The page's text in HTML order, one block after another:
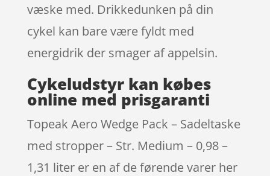
væske med. Drikkedunken på din
cykel kan bare være fyldt med
energidrik der smager af appelsin.
Cykeludstyr kan købes
online med prisgaranti
Topeak Aero Wedge Pack – Sadeltaske
med stropper – Str. Medium – 0,98 –
1,31 liter er en af de førende varer her